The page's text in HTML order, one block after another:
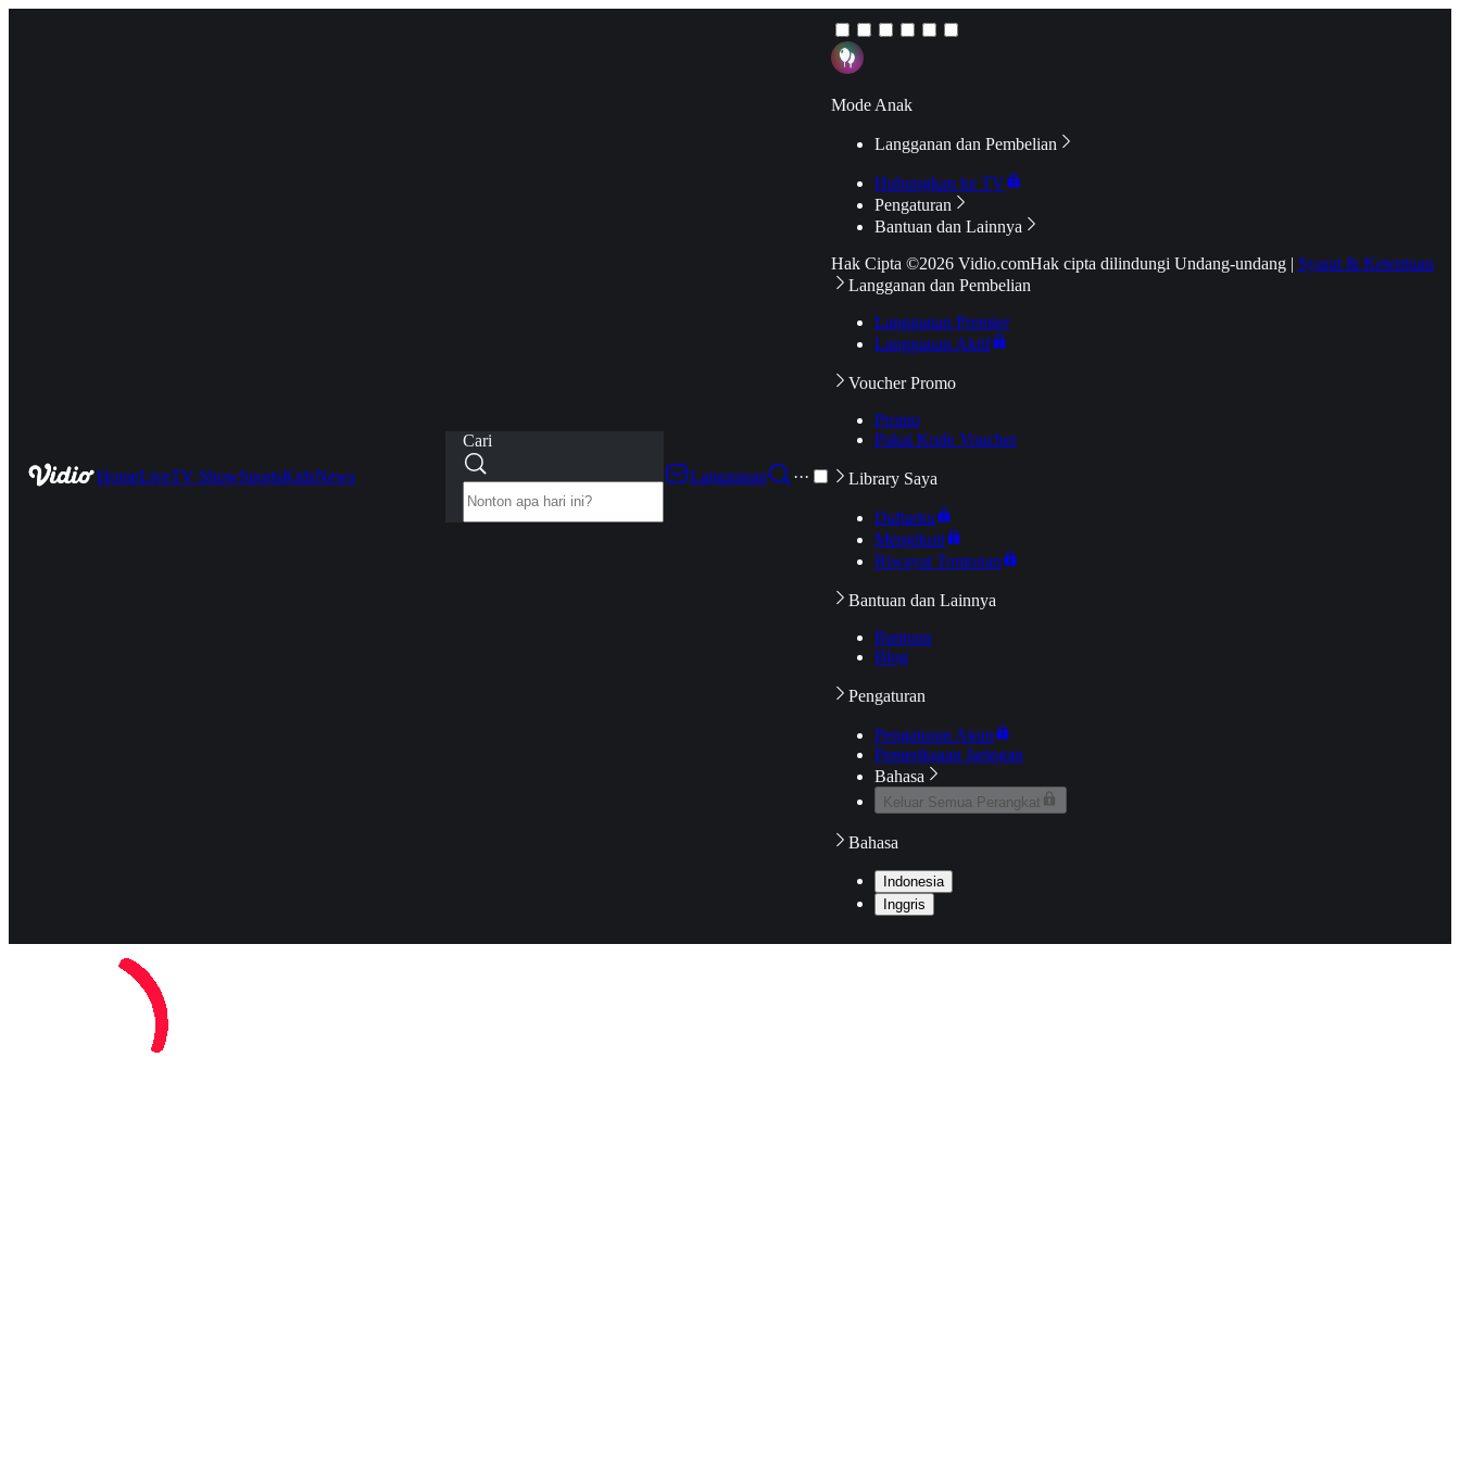
HomeLiveTV ShowSportsKidsNews
Cari
Langganan
···
Mode Anak
Langganan dan Pembelian
Hubungkan ke TV
Pengaturan
Bantuan dan Lainnya
Hak Cipta ©2026 Vidio.comHak cipta dilindungi Undang-undang | Syarat & Ketentuan
Langganan dan Pembelian
Langganan Premier
Langganan Aktif
Voucher Promo
Promo
Pakai Kode Voucher
Library Saya
Daftarku
Mengikuti
Riwayat Tontonan
Bantuan dan Lainnya
Bantuan
Blog
Pengaturan
Pengaturan Akun
Pemeriksaan Jaringan
Bahasa
Keluar Semua Perangkat
Bahasa
Indonesia
Inggris